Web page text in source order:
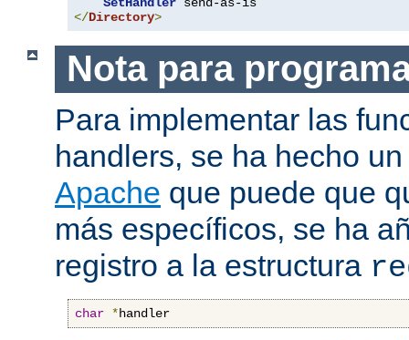
SetHandler
</Directory>
Nota para
Para implementar las
handlers, se ha hecho
Apache que puede que
más específicos, se ha
registro a la estructura
char *handler